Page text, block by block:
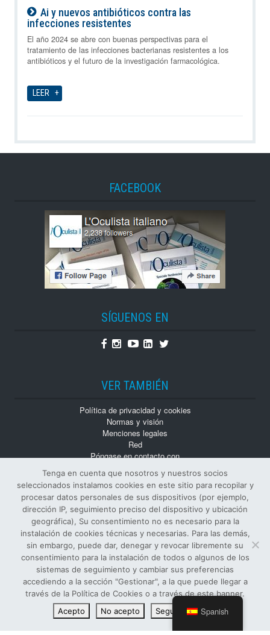
Ai y nuevos antibióticos contra las
infecciones resistentes
07-08-2026
El año 2024 se abre con buenas perspectivas para el
tratamiento de las infecciones bacterianas resistentes a los
antibióticos y el futuro de la investigación farmacológica.
LEER
FACEBOOK
SÍGUENOS EN
Facebook
Instagram
YoutubeLinkedin
Twitter
VER TAMBIÉN
Política de privacidad y cookies
Normas y visión
Menciones legales
Red
Póngase en contacto con
Monografías
Números atrasados
© Todos los derechos reservados
EDITOR Y PROPIETARIO SIFI S.p.A.
-NÚMERO DE IVA
00122890874 -ISSN: 1124-4402 -
Spanish
Tenga en cuenta que nosotros y nuestros socios
seleccionados instalamos cookies en este sitio para recopilar y
procesar datos personales de sus dispositivos (por ejemplo,
dirección IP, seguimiento preciso del dispositivo y ubicación
geográfica), Su consentimiento no es necesario para la
instalación de cookies técnicas y necesarias. Para las demás,
sin embargo, puede dar, denegar y revocar libremente su
consentimiento para la instalación de todos o algunos de los
sistemas de seguimiento y cambiar sus preferencias
accediendo a la sección "Gestionar", a la que puede llegar a
través de la Política de Cookies o a través de este banner.
Acepto
No acepto Seguir leyendo